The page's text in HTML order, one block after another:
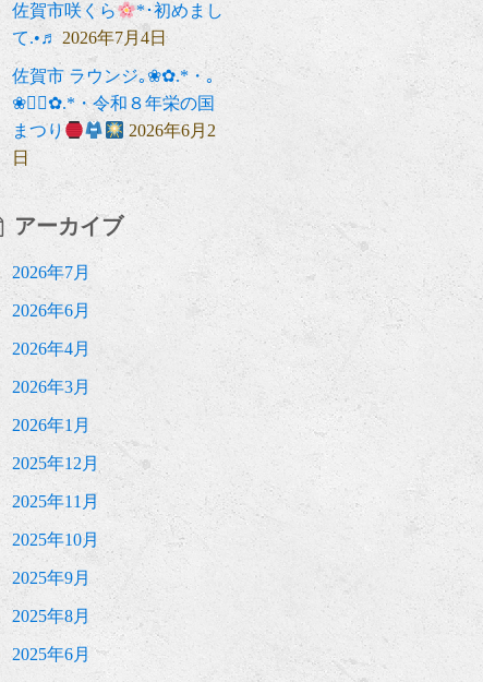
佐賀市咲くら
*･初めまし
て.•♬ 2026年7月4日
佐賀市 ラウンジ｡❀✿.*・｡
❀❁⃘✿.*・令和８年栄の国
まつり
2026年6月2
日
アーカイブ
2026年7月
2026年6月
2026年4月
2026年3月
2026年1月
2025年12月
2025年11月
2025年10月
2025年9月
2025年8月
2025年6月